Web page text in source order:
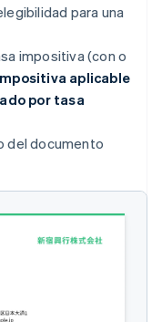
para una
impositiva (con o
aplicable
por tasa
del documento